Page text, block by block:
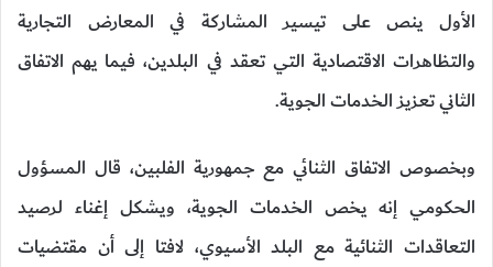
الأول ينص على تيسير المشاركة في المعارض التجارية
والتظاهرات الاقتصادية التي تعقد في البلدين، فيما يهم الاتفاق
الثاني تعزيز الخدمات الجوية.
وبخصوص الاتفاق الثنائي مع جمهورية الفلبين، قال المسؤول
الحكومي إنه يخص الخدمات الجوية، ويشكل إغناء لرصيد
التعاقدات الثنائية مع البلد الأسيوي، لافتا إلى أن مقتضيات